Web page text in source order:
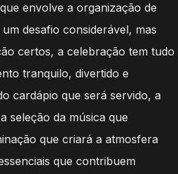
envolve a organização de
desafio considerável, mas
certos, a celebração tem tudo
tranquilo, divertido e
cardápio que será servido, a
seleção da música que
que criará a atmosfera
que contribuem